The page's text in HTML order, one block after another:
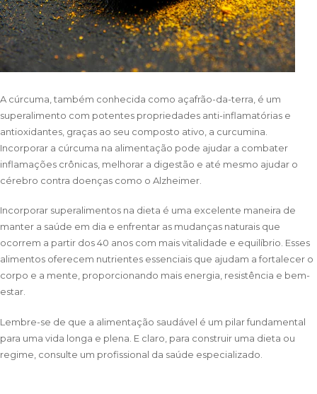
A cúrcuma, também conhecida como açafrão-da-terra, é um
superalimento com potentes propriedades anti-inflamatórias e
antioxidantes, graças ao seu composto ativo, a curcumina.
Incorporar a cúrcuma na alimentação pode ajudar a combater
inflamações crônicas, melhorar a digestão e até mesmo ajudar o
cérebro contra doenças como o Alzheimer.
Incorporar superalimentos na dieta é uma excelente maneira de
manter a saúde em dia e enfrentar as mudanças naturais que
ocorrem a partir dos 40 anos com mais vitalidade e equilíbrio. Esses
alimentos oferecem nutrientes essenciais que ajudam a fortalecer o
corpo e a mente, proporcionando mais energia, resistência e bem-
estar.
Lembre-se de que a alimentação saudável é um pilar fundamental
para uma vida longa e plena. E claro, para construir uma dieta ou
regime, consulte um profissional da saúde especializado.